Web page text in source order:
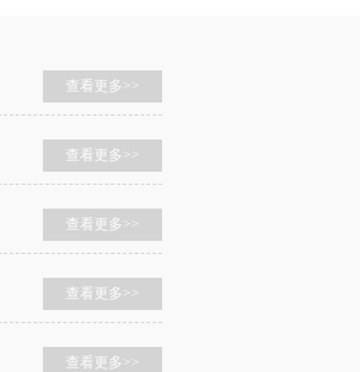
查看更多>>
查看更多>>
查看更多>>
查看更多>>
查看更多>>